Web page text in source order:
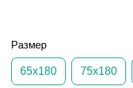
Размер
65х180 75х180